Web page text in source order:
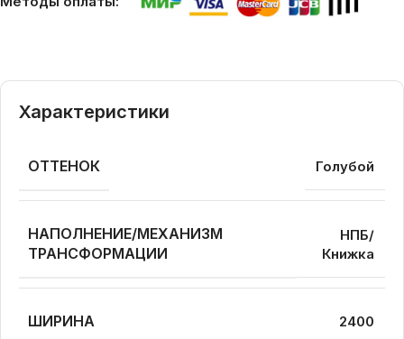
Характеристики
ОТТЕНОК Голубой
НАПОЛНЕНИЕ/МЕХАНИЗМ
ТРАНСФОРМАЦИИ
НПБ/
Книжка
ШИРИНА 2400